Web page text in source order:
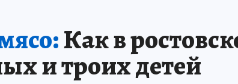
Как в
и троих детей